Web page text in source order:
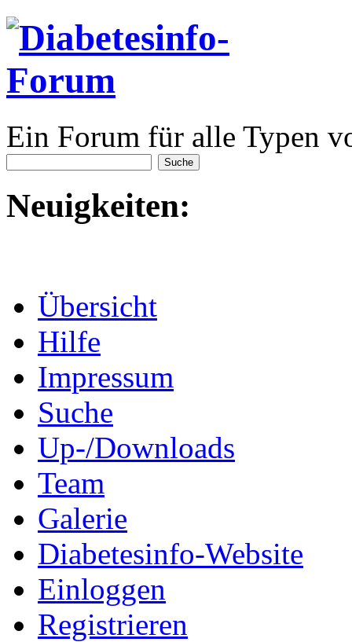
Ein Forum für alle Typen
Neuigkeiten:
Übersicht
Hilfe
Impressum
Suche
Up-/Downloads
Team
Galerie
Diabetesinfo-Website
Einloggen
Registrieren